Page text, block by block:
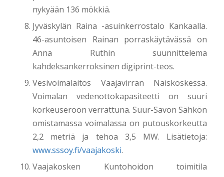
nykyään 136 mökkiä.
Jyväskylän Raina -asuinkerrostalo Kankaalla.
46-asuntoisen Rainan porraskäytävässä on
Anna Ruthin suunnittelema
kahdeksankerroksinen digiprint-teos.
Vesivoimalaitos Vaajavirran Naiskoskessa.
Voimalan vedenottokapasiteetti on suuri
korkeuseroon verrattuna. Suur-Savon Sähkön
omistamassa voimalassa on putouskorkeutta
2,2 metriä ja tehoa 3,5 MW. Lisätietoja:
www.sssoy.fi/vaajakoski.
Vaajakosken Kuntohoidon toimitila